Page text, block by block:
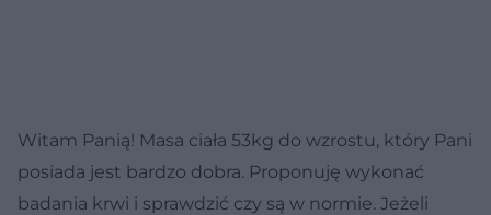
Witam Panią! Masa ciała 53kg do wzrostu, który Pani
posiada jest bardzo dobra. Proponuję wykonać
badania krwi i sprawdzić czy są w normie. Jeżeli